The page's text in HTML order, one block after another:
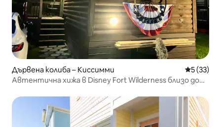
Дървена колиба – Киссимми Средна
5 (33)
Автентична хижа в Disney Fort Wilderness близо до